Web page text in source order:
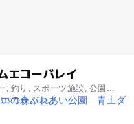
エコーバレイ
, 釣り, スポーツ施設, 公園・